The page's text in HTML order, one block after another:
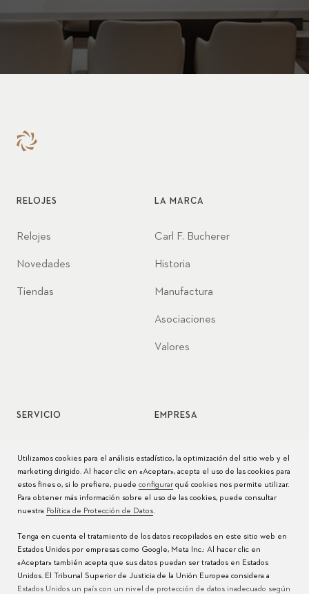
RELOJES
Relojes
Novedades
Tiendas
LA MARCA
Carl F. Bucherer
Historia
Manufactura
Asociaciones
Valores
SERVICIO
Cuidado del reloj
Manuales
Preguntas frecuentes
Centros de servicio
EMPRESA
Prensa
Utilizamos cookies para el análisis estadístico, la optimización del sitio web y el
marketing dirigido. Al hacer clic en «Aceptar», acepta el uso de las cookies para
estos fines o, si lo prefiere, puede configurarqué cookies nos permite utilizar.
Para obtener más información sobre el uso de las cookies, puede consultar
nuestra Política de Protección de Datos.
Tenga en cuenta el tratamiento de los datos recopilados en este sitio web en
Estados Unidos por empresas como Google, Meta Inc.: Al hacer clic en
«Aceptar» también acepta que sus datos puedan ser tratados en Estados
Unidos. El Tribunal Superior de Justicia de la Unión Europea considera a
Estados Unidos un país con un nivel de protección de datos inadecuado según